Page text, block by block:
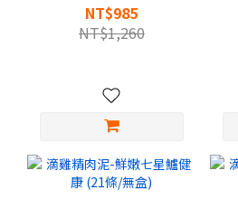
NT$985
NT$1,260